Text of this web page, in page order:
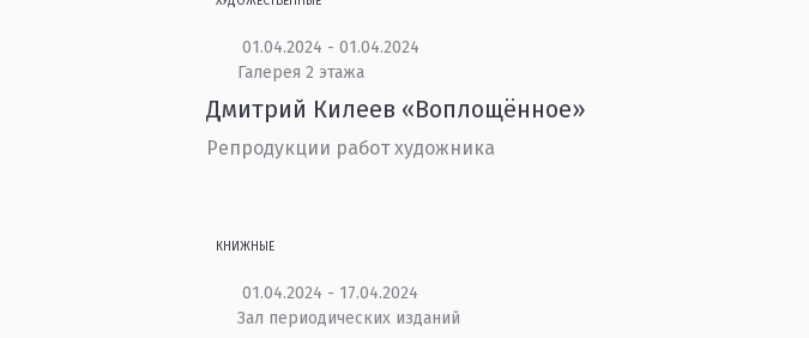
01.04.2024 - 01.04.2024
Галерея 2 этажа
Дмитрий Килеев «Воплощённое»
Репродукции работ художника
КНИЖНЫЕ
01.04.2024 - 17.04.2024
Зал периодических изданий